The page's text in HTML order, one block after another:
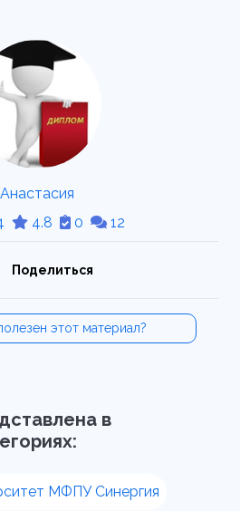
Анастасия
4.8 0 12
Поделиться
этот материал?
в
МФПУ Синергия